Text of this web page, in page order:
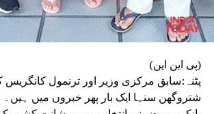
(پی این این)
پٹنہ:سابق مرکزی وزیر اور ترنمول کانگریس
شتروگھن سنہا ایک بار پھر خبروں میں